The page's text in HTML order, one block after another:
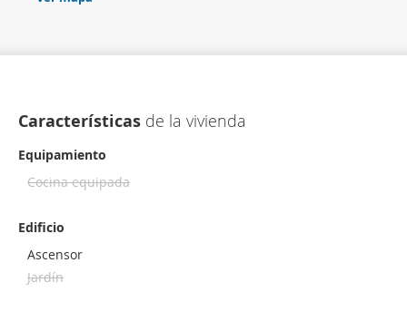
Características de la vivienda
Equipamiento
Cocina equipada
Edificio
Ascensor
Jardín